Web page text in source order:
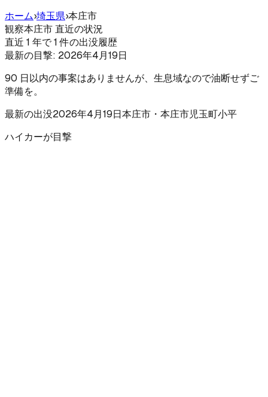
ホーム›埼玉県›本庄市
観察本庄市 直近の状況
直近 1 年で 1 件の出没履歴
最新の目撃: 2026年4月19日
90 日以内の事案はありませんが、生息域なので油断せずご
準備を。
最新の出没2026年4月19日本庄市 ・本庄市児玉町小平
ハイカーが目撃